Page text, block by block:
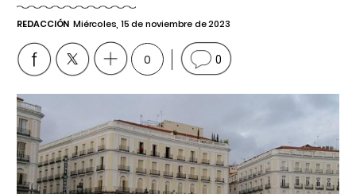
REDACCIÓN Miércoles, 15 de noviembre de 2023
0 0